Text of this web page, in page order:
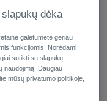
dėka
galėtumėte geriau
funkcijomis. Norėdami
sutikti su slapukų
naudojimą. Daugiau
mūsų privatumo politikoje,